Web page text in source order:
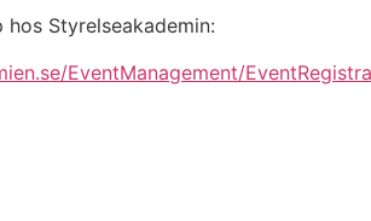
Styrelseakademin:
EventManagement/